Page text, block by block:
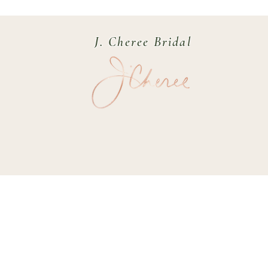
J. Cheree Bridal